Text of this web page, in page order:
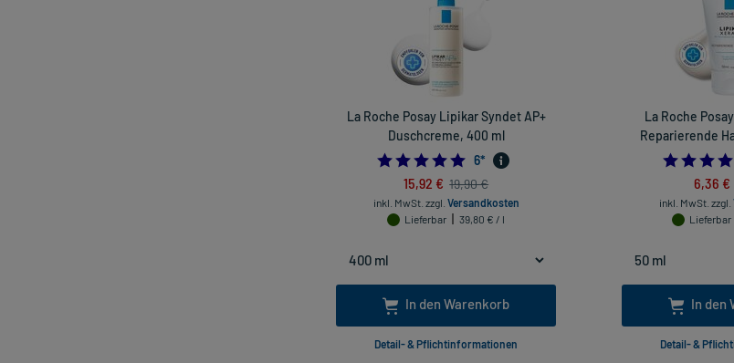
La Roche Posay Lipikar Syndet AP+
Duschcreme, 400 ml
5.0
6*
15,92 € 19,90 €
inkl. MwSt. zzgl. Versandkosten
Lieferbar
39,80 € / l
In den Warenkorb
Detail- & Pflichtinformationen
La Roche
Reparierende
6,36 €
inkl. MwSt. zzgl.
Lieferbar
In den
Detail- &